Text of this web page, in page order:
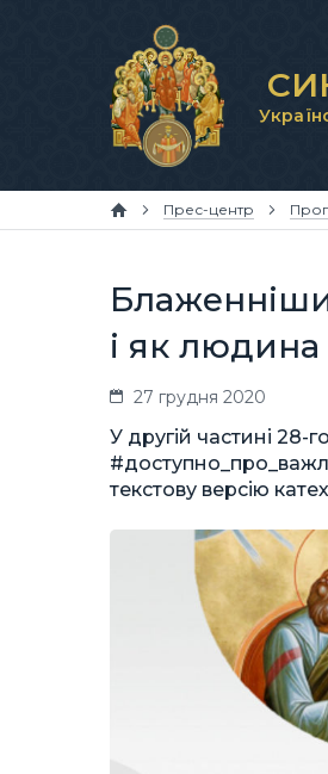
Прес-центр
і як
27 грудня 2020
У другій частині 28-
текстову версію